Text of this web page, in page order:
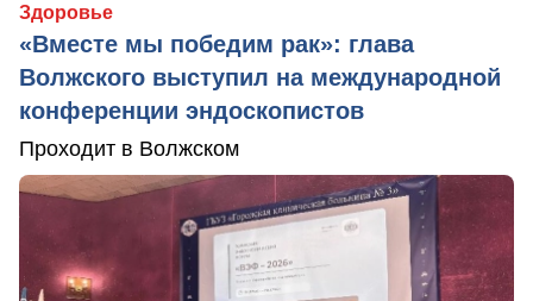
Здоровье
«Вместе мы победим рак»: глава
Волжского выступил на международной
конференции эндоскопистов
Проходит в Волжском